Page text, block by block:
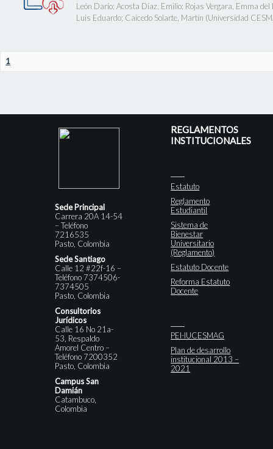
León Darío; Acosta Díaz, Emilio; Rojas Vergara, Emma del
Luis Eduardo; Caicedo Solarte, Martín (Universidad
1
Sede Principal
Carrera 20A 14-54
– Teléfono
7216535
Pasto, Colombia
Sede Santiago
Calle 12 #22f-16 –
Teléfono 7374506-
7374505
Pasto, Colombia
Consultorios
Jurídicos
Calle 16 No 21a-
53, Respaldo
Amorel Centro –
Teléfono 7200352
Pasto, Colombia
Campus San
Damián
Catambuco,
Colombia
REGLAMENTOS
INSTITUCIONALES
Estatuto
Reglamento
Estudiantil
Sistema de
Bienestar
Universitario
(Reglamento)
Estatuto Docente
Reforma Estatuto
Docente
PEI-IUCESMAG
Plan de desarrollo
institucional 2013 –
2021